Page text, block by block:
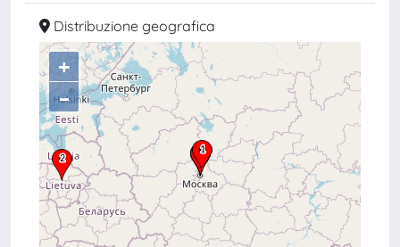
Distribuzione geografica
+
–